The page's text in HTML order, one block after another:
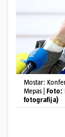
Mostar:
Mepas | Foto:
fotografija)